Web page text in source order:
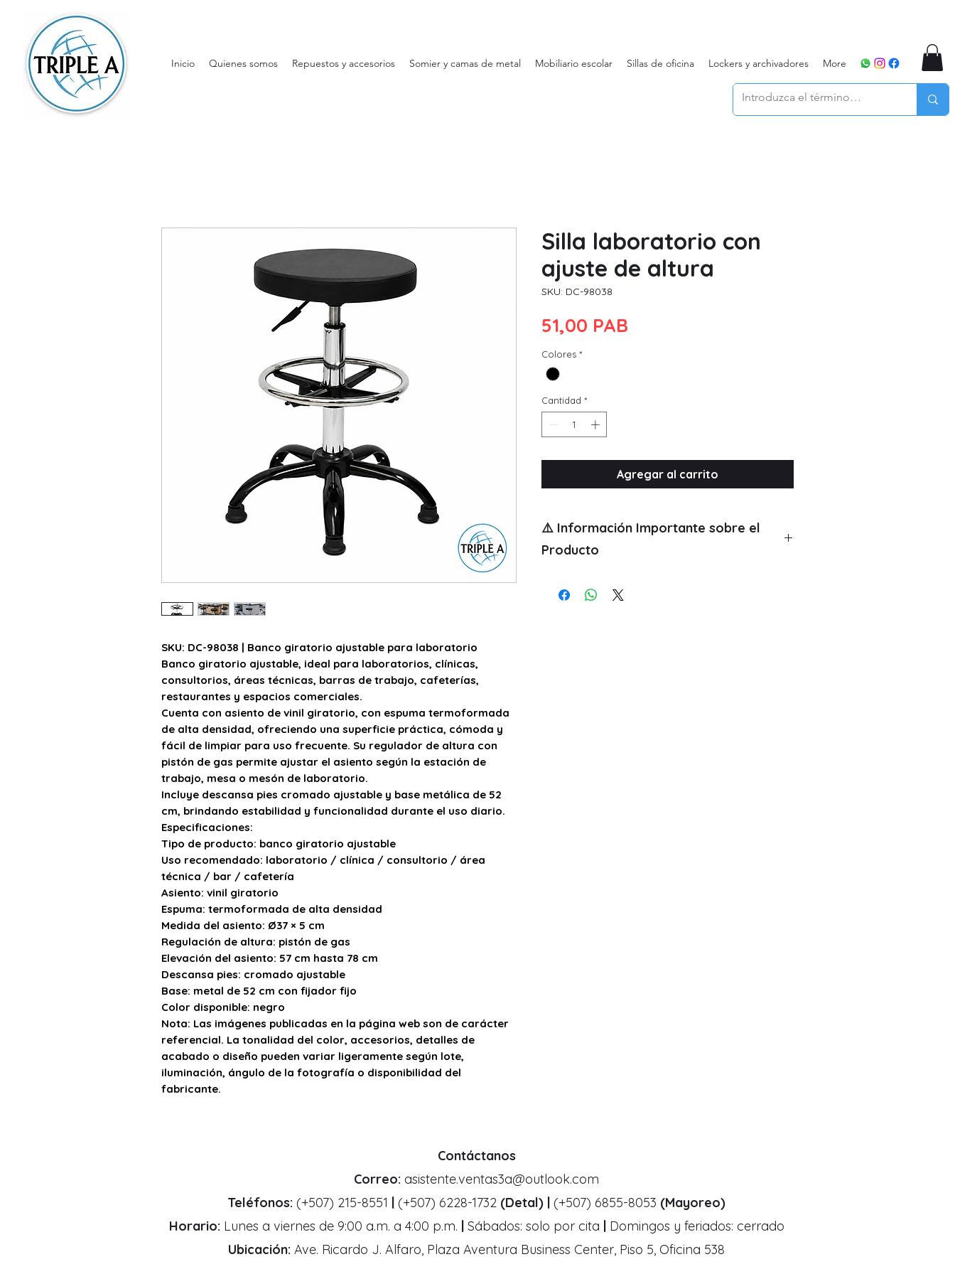
Inicio Quienes somos Repuestos y accesorios Somier y camas de metal Mobiliario escolar Sillas de oficina Lockers y archivadores More
SKU: DC-98038 | Banco giratorio ajustable para laboratorio
Banco giratorio ajustable, ideal para laboratorios, clínicas,
consultorios, áreas técnicas, barras de trabajo, cafeterías,
restaurantes y espacios comerciales.
Cuenta con asiento de vinil giratorio, con espuma termoformada
de alta densidad, ofreciendo una superficie práctica, cómoda y
fácil de limpiar para uso frecuente. Su regulador de altura con
pistón de gas permite ajustar el asiento según la estación de
trabajo, mesa o mesón de laboratorio.
Incluye descansa pies cromado ajustable y base metálica de 52
cm, brindando estabilidad y funcionalidad durante el uso diario.
Especificaciones:
Tipo de producto: banco giratorio ajustable
Uso recomendado: laboratorio / clínica / consultorio / área
técnica / bar / cafetería
Asiento: vinil giratorio
Espuma: termoformada de alta densidad
Medida del asiento: Ø37 × 5 cm
Regulación de altura: pistón de gas
Elevación del asiento: 57 cm hasta 78 cm
Descansa pies: cromado ajustable
Base: metal de 52 cm con fijador fijo
Color disponible: negro
Nota: Las imágenes publicadas en la página web son de carácter
referencial. La tonalidad del color, accesorios, detalles de
acabado o diseño pueden variar ligeramente según lote,
iluminación, ángulo de la fotografía o disponibilidad del
fabricante.
Silla laboratorio con
ajuste de altura
SKU: DC-98038
51,00 PAB
Colores *
Cantidad *
Agregar al carrito
⚠️ Información Importante sobre el
Producto
El precio publicado no incluye ITBMS, armado ni
Contáctanos
Correo: asistente.ventas3a@outlook.com
Teléfonos: (+507) 215-8551 | (+507) 6228-1732 (Detal) | (+507) 6855-8053 (Mayoreo)
Horario: Lunes a viernes de 9:00 a.m. a 4:00 p.m. |Sábados: solo por cita |Domingos y feriados: cerrado
Ubicación: Ave. Ricardo J. Alfaro, Plaza Aventura Business Center, Piso 5, Oficina 538